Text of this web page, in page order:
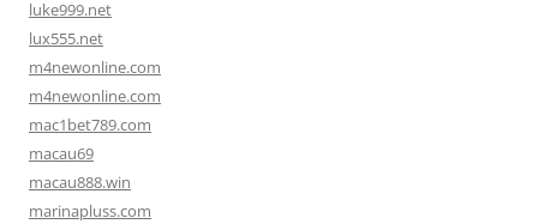
luke999.net
lux555.net
m4newonline.com
m4newonline.com
mac1bet789.com
macau69
macau888.win
marinapluss.com